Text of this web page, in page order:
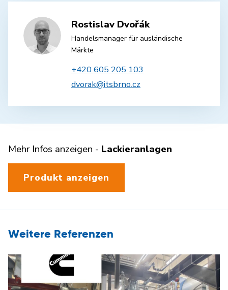
Rostislav Dvořák
Handelsmanager für ausländische
Märkte
+420 605 205 103
dvorak@itsbrno.cz
Mehr Infos anzeigen - Lackieranlagen
Produkt anzeigen
Weitere Referenzen